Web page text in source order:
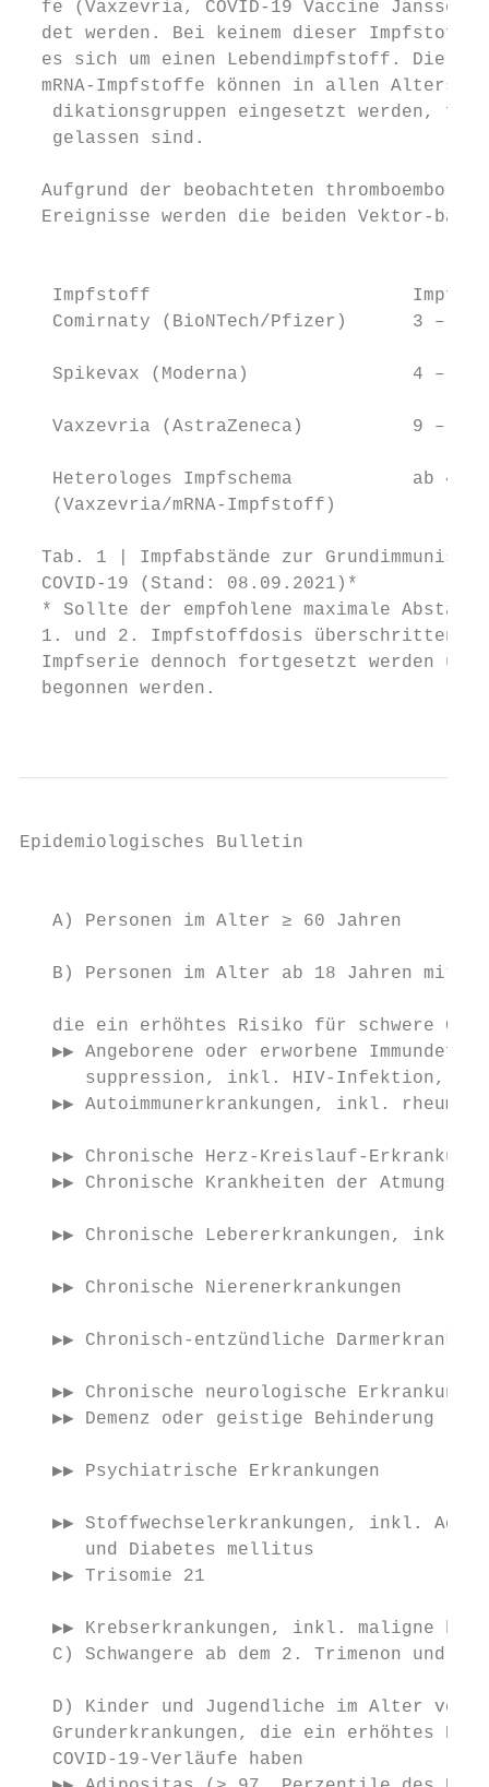
fe (Vaxzevria, COVID-19 Vaccine
det werden. Bei keinem dieser
es sich um einen Lebendimpfstoff. Die
­mRNA-Impfstoffe können in allen Alters-
dikationsgruppen eingesetzt werden, für
gelassen sind.
Aufgrund der beobachteten
Ereignisse werden die beiden Vektor-
Impfstoff
Comirnaty (BioNTech/Pfizer)      3 – 6
Spikevax (Moderna)               4 – 6
Vaxzevria (AstraZeneca)          9 – 12
Heterologes Impfschema           ab 4
(Vaxzevria/mRNA-Impfstoff)
Tab. 1 | Impfabstände zur
COVID-19 (Stand: 08.09.2021)*
* Sollte der empfohlene maximale
1. und 2. Impfstoffdosis überschritten
Impfserie dennoch fortgesetzt werden
  begonnen werden.
Epidemiologisches Bulletin
   A) Personen im Alter ≥ 60 Jahren
B) Personen im Alter ab 18 Jahren mit
die ein erhöhtes Risiko für schwere
▶▶ Angeborene oder erworbene
suppression, inkl. HIV-Infektion, Z.
▶▶ Autoimmunerkrankungen, inkl.
▶▶ Chronische Herz-Kreislauf-
▶▶ Chronische Krankheiten der
▶▶ Chronische Lebererkrankungen, inkl.
   ▶▶ Chronische Nierenerkrankungen
▶▶ Chronisch-entzündliche
▶▶ Chronische neurologische
   ▶▶ Demenz oder geistige Behinderung
   ▶▶ Psychiatrische Erkrankungen
▶▶ Stoffwechselerkrankungen, inkl.
      und Diabetes mellitus
   ▶▶ Trisomie 21
▶▶ Krebserkrankungen, inkl. maligne
C) Schwangere ab dem 2. Trimenon und
D) Kinder und Jugendliche im Alter von
Grunderkrankungen, die ein erhöhtes
COVID-19-Verläufe haben